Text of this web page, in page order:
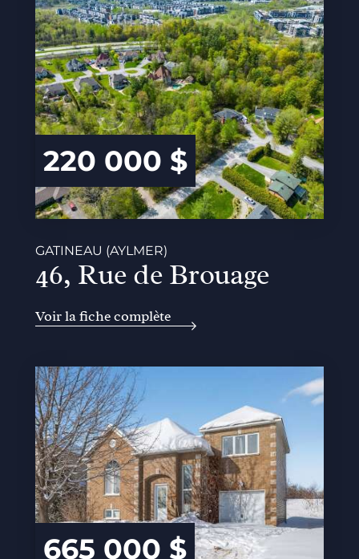
220 000 $
GATINEAU (AYLMER)
46, Rue de Brouage
Voir la fiche complète
665 000 $